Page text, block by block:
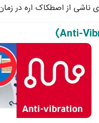
ناشی از اصطکاک اره در